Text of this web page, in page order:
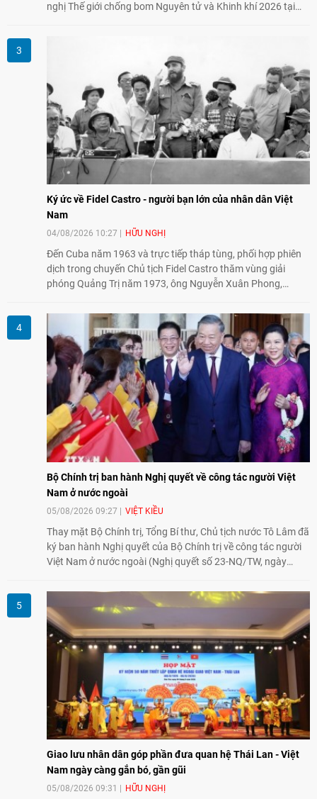
nghị Thế giới chống bom Nguyên tử và Khinh khí 2026 tại
Ký ức về Fidel Castro - người bạn lớn của nhân dân Việt
Nam
04/08/2026 10:27 HỮU NGHỊ
Đến Cuba năm 1963 và trực tiếp tháp tùng, phối hợp phiên
dịch trong chuyến Chủ tịch Fidel Castro thăm vùng giải
phóng Quảng Trị năm 1973, ông Nguyễn Xuân Phong,
hình ảnh không phai về người bạn lớn thủy chung, tận tụy
của nhân dân Việt Nam.
Bộ Chính trị ban hành Nghị quyết về công tác người Việt
Nam ở nước ngoài
05/08/2026 09:27 VIỆT KIỀU
Thay mặt Bộ Chính trị, Tổng Bí thư, Chủ tịch nước Tô Lâm đã
ký ban hành Nghị quyết của Bộ Chính trị về công tác người
Việt Nam ở nước ngoài (Nghị quyết số 23-NQ/TW, ngày
Giao lưu nhân dân góp phần đưa quan hệ Thái Lan - Việt
Nam ngày càng gắn bó, gần gũi
05/08/2026 09:31 HỮU NGHỊ